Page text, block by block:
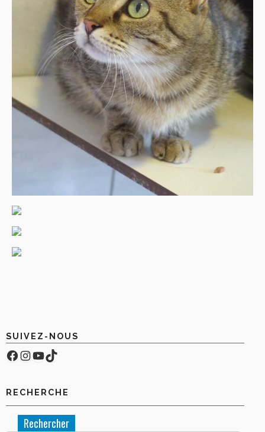
SUIVEZ-NOUS
Facebook
Compte Instagram
YouTube
TikTok
RECHERCHE
Rechercher :